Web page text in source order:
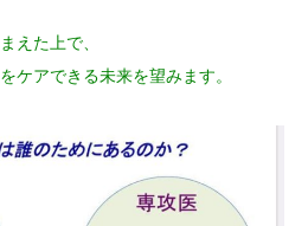
えた上で、
ケアできる未来を望みます。